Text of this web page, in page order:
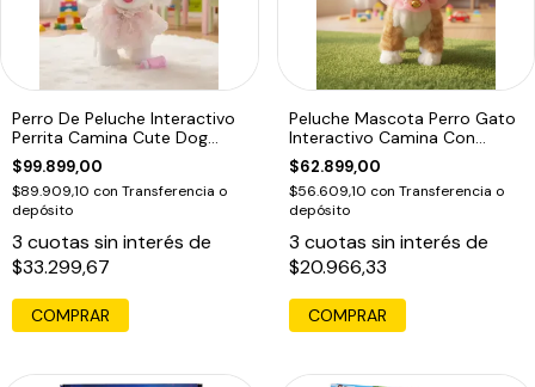
Perro De Peluche Interactivo
Perrita Camina Cute Dog
House
$99.899,00
$89.909,10 con Transferencia o
depósito
3 cuotas sin interés de
$33.299,67
COMPRAR
Peluche Mascota Perro Gato
Interactivo Camina Con
Sonido
$62.899,00
$56.609,10 con Transferencia o
depósito
3 cuotas sin interés de
$20.966,33
COMPRAR